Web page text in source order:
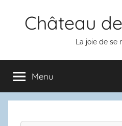
Château
La joie de se
Menu